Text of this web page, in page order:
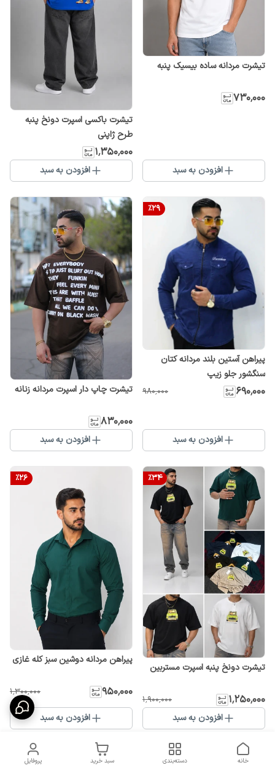
تیشرت مردانه ساده بیسیک پنبه
۷۳۰٬۰۰۰
افزودن به سبد
تیشرت باکسی اسپرت دونخ پنبه
طرح ژاپنی
۱٬۳۵۰٬۰۰۰
افزودن به سبد
%29
پیراهن آستین بلند مردانه کتان
سنگشور جلو زیپ
۶۹۰٬۰۰۰ ۹۸۰٬۰۰۰
افزودن به سبد
تیشرت چاپ دار اسپرت مردانه زنانه
۸۳۰٬۰۰۰
افزودن به سبد
%34
تیشرت دونخ پنبه اسپرت مستربین
۱٬۲۵۰٬۰۰۰ ۱٬۹۰۰٬۰۰۰
افزودن به سبد
%26
پیراهن مردانه دوشین سبز کله غازی
۹۵۰٬۰۰۰ ۱٬۳۰۰٬۰۰۰
افزودن به سبد
پروفایل سبد خرید دسته‌بندی خانه